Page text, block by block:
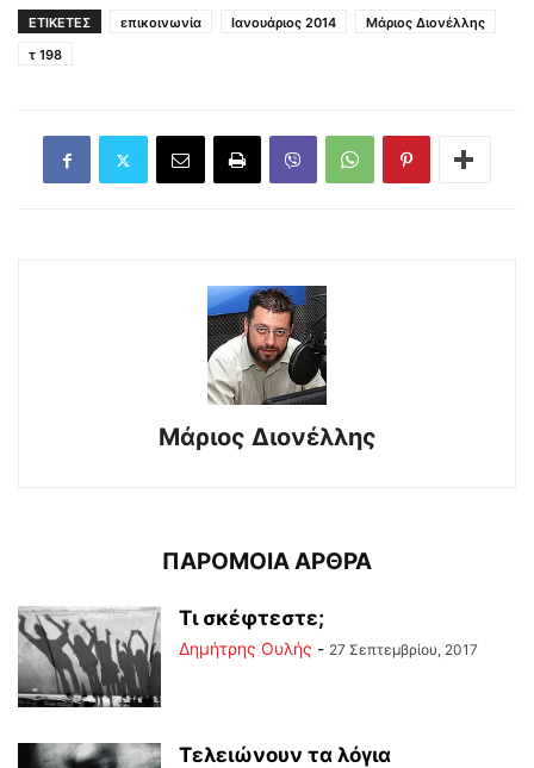
ΕΤΙΚΕΤΕΣ επικοινωνία Ιανουάριος 2014
Μάριος Διονέλλης
τ 198
Μάριος Διονέλλης
ΠΑΡΟΜΟΙΑ ΑΡΘΡΑ
Τι σκέφτεστε;
Δημήτρης Ουλής - 27 Σεπτεμβρίου, 2017
Τελειώνουν τα λόγια